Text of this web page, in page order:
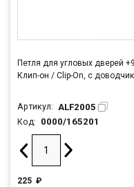
Петля для угловых дверей
Клип-он / Clip-On, с
Артикул: ALF2005
Код: 0000/165201
225 ₽